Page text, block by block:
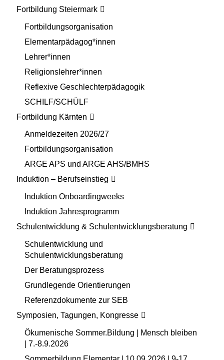
Fortbildung Steiermark
Fortbildungsorganisation
Elementarpädagog*innen
Lehrer*innen
Religionslehrer*innen
Reflexive Geschlechterpädagogik
SCHILF/SCHÜLF
Fortbildung Kärnten
Anmeldezeiten 2026/27
Fortbildungsorganisation
ARGE APS und ARGE AHS/BMHS
Induktion – Berufseinstieg
Induktion Onboardingweeks
Induktion Jahresprogramm
Schulentwicklung & Schulentwicklungsberatung
Schulentwicklung und
Schulentwicklungsberatung
Der Beratungsprozess
Grundlegende Orientierungen
Referenzdokumente zur SEB
Symposien, Tagungen, Kongresse
Ökumenische Sommer.Bildung | Mensch bleiben
| 7.-8.9.2026